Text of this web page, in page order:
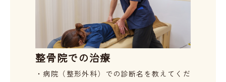
整骨院での治療
・病院（整形外科）での診断名を教えてくだ